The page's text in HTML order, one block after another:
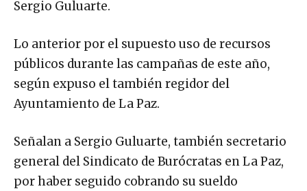
Sergio Guluarte.
Lo anterior por el supuesto uso de recursos
públicos durante las campañas de este año,
según expuso el también regidor del
Ayuntamiento de La Paz.
Señalan a Sergio Guluarte, también secretario
general del Sindicato de Burócratas en La Paz,
por haber seguido cobrando su sueldo